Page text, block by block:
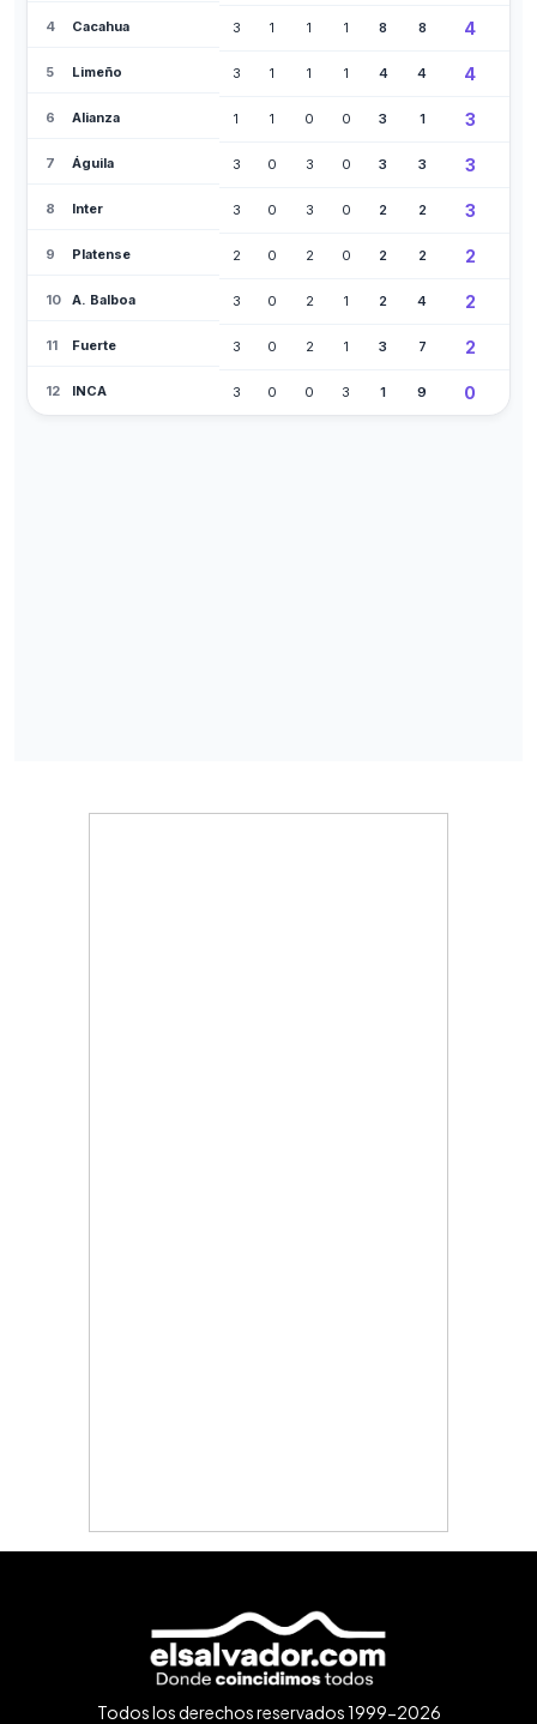
Todos los derechos reservados 1999-2026